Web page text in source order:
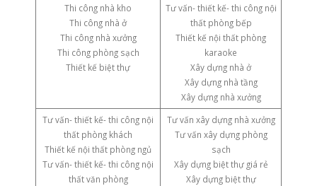
Thi công nhà kho
Thi công nhà ở
Thi công nhà xưởng
Thi công phòng sạch
Thiết kế biệt thự
Tư vấn- thiết kế- thi công nội
thất phòng bếp
Thiết kế nội thất phòng
karaoke
Xây dựng nhà ở
Xây dựng nhà tầng
Xây dựng nhà xưởng
Tư vấn- thiết kế- thi công nội
thất phòng khách
Thiết kế nội thất phòng ngủ
Tư vấn- thiết kế- thi công nội
thất văn phòng
Tư vấn xây dựng nhà xưởng
Tư vấn xây dựng phòng
sạch
Xây dựng biệt thự giá rẻ
Xây dựng biệt thự